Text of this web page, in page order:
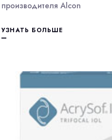
производителя Alcon
УЗНАТЬ БОЛЬШЕ